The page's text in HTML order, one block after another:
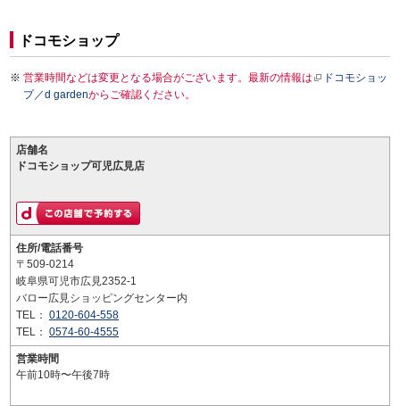
ドコモショップ
営業時間などは変更となる場合がございます。最新の情報は
ドコモショッ
プ／d gardenからご確認ください。
店舗名
ドコモショップ可児広見店
住所/電話番号
〒509-0214
岐阜県可児市広見2352-1
バロー広見ショッピングセンター内
TEL： 0120-604-558
TEL： 0574-60-4555
営業時間
午前10時〜午後7時